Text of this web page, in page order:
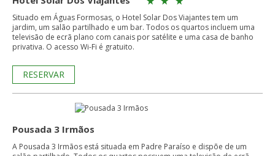
Situado em Águas Formosas, o Hotel Solar Dos Viajantes tem um
jardim, um salão partilhado e um bar. Todos os quartos incluem uma
televisão de ecrã plano com canais por satélite e uma casa de banho
privativa. O acesso Wi-Fi é gratuito.
RESERVAR
Pousada 3 Irmãos
A Pousada 3 Irmãos está situada em Padre Paraíso e dispõe de um